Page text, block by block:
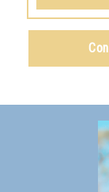
mettetevi nelle
manifesteranno più
Vedi anche